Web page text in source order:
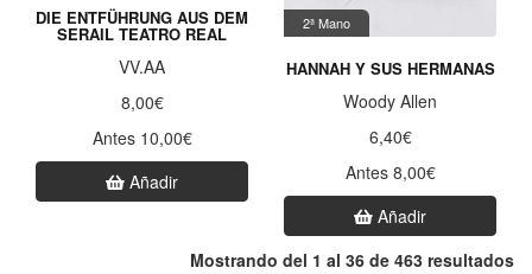
DIE ENTFÜHRUNG AUS DEM
SERAIL TEATRO REAL
VV.AA
8,00€
Antes 10,00€
Añadir
2ª Mano
HANNAH Y SUS HERMANAS
Woody Allen
6,40€
Antes 8,00€
Añadir
Mostrando del 1 al 36 de 463 resultados